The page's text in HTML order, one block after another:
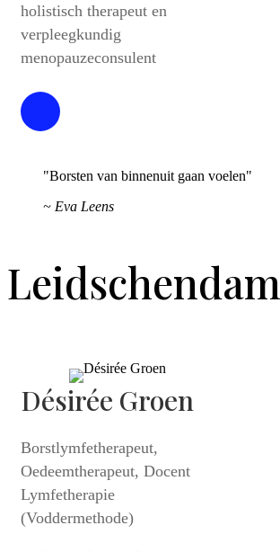
holistisch therapeut en
verpleegkundig
menopauzeconsulent
"Borsten van binnenuit gaan voelen"
~ Eva Leens
Leidschendam
Désirée Groen
Borstlymfetherapeut,
Oedeemtherapeut, Docent
Lymfetherapie
(Voddermethode)